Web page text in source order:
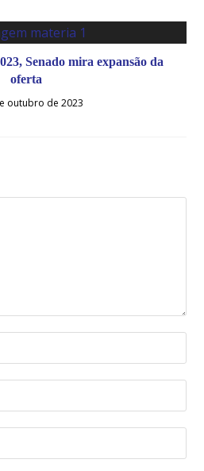
Senado mira expansão da
oferta
outubro de 2023